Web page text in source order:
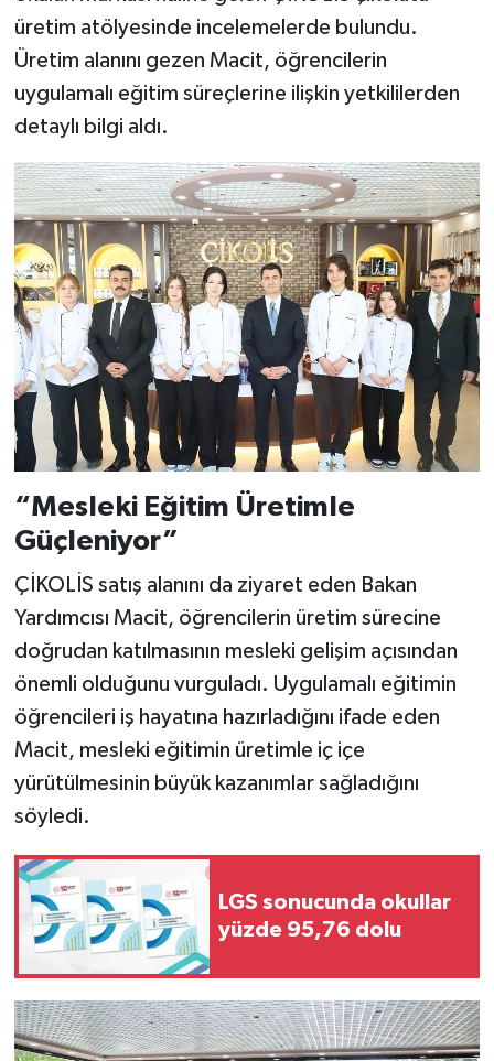
üretim atölyesinde incelemelerde bulundu.
Üretim alanını gezen Macit, öğrencilerin
uygulamalı eğitim süreçlerine ilişkin yetkililerden
detaylı bilgi aldı.
“Mesleki Eğitim Üretimle
Güçleniyor”
ÇİKOLİS satış alanını da ziyaret eden Bakan
Yardımcısı Macit, öğrencilerin üretim sürecine
doğrudan katılmasının mesleki gelişim açısından
önemli olduğunu vurguladı. Uygulamalı eğitimin
öğrencileri iş hayatına hazırladığını ifade eden
Macit, mesleki eğitimin üretimle iç içe
yürütülmesinin büyük kazanımlar sağladığını
söyledi.
LGS sonucunda okullar
yüzde 95,76 dolu